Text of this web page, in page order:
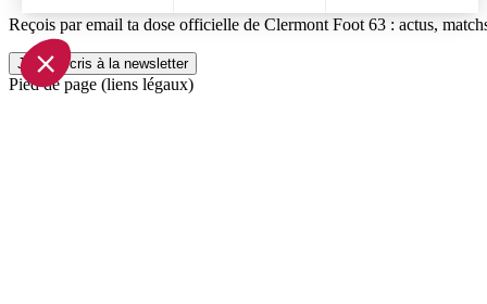
Axeptio consent
Plateforme de Gestion du Consentement : Personnalisez
Notre plateforme vous permet d'adapter et de gérer vos
Reçois par email ta dose officielle de Clermont Foot 63 : actus,
Je m'inscris à la newsletter
Pied de page (liens légaux)